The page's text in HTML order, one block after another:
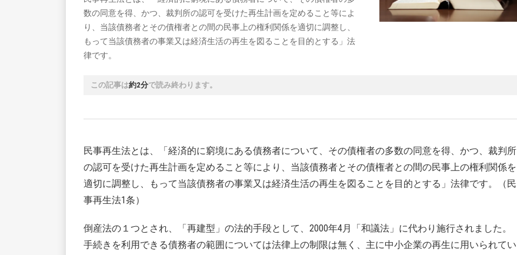
数の同意を得、かつ、裁判所の認可を受けた再生計画を定めること等によ
り、当該債務者とその債権者との間の民事上の権利関係を適切に調整し、
もって当該債務者の事業又は経済生活の再生を図ることを目的とする」法
律です。
この記事は約2分で読み終わります。
民事再生法とは、「経済的に窮境にある債務者について、その債権者の多数の同意を得、かつ、裁判所
の認可を受けた再生計画を定めること等により、当該債務者とその債権者との間の民事上の権利関係を
適切に調整し、もって当該債務者の事業又は経済生活の再生を図ることを目的とする」法律です。（民
事再生法1条）
倒産法の１つとされ、「再建型」の法的手段として、2000年4月「和議法」に代わり施行されました。
手続きを利用できる債務者の範囲については法律上の制限は無く、主に中小企業の再生に用いられてい